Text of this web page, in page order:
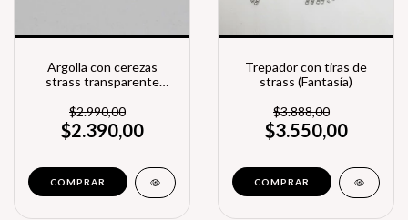
Argolla con cerezas
strass transparente
$2.990,00
$2.390,00
Trepador con tiras de
strass (Fantasía)
$3.888,00
$3.550,00
COMPRAR